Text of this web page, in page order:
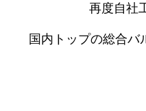
再度自社
国内トップの総合